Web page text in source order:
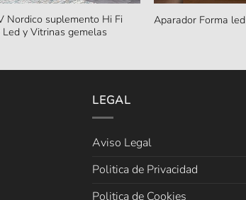
Nordico suplemento Hi Fi
y Vitrinas gemelas
Aparador Forma led
LEGAL
Aviso Legal
Politica de Privacidad
Politica de Cookies